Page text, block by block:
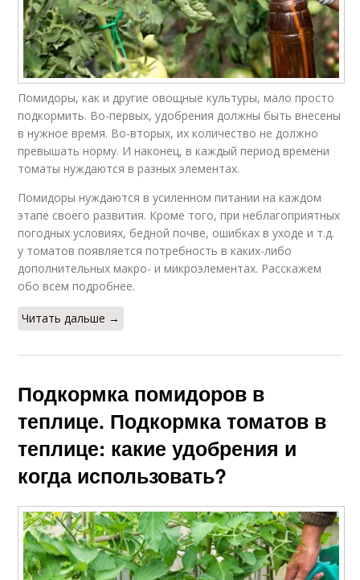
Помидоры, как и другие овощные культуры, мало просто
подкормить. Во-первых, удобрения должны быть внесены
в нужное время. Во-вторых, их количество не должно
превышать норму. И наконец, в каждый период времени
томаты нуждаются в разных элементах.
Помидоры нуждаются в усиленном питании на каждом
этапе своего развития. Кроме того, при неблагоприятных
погодных условиях, бедной почве, ошибках в уходе и т.д.
у томатов появляется потребность в каких-либо
дополнительных макро- и микроэлементах. Расскажем
обо всем подробнее.
Читать дальше →
Подкормка помидоров в
теплице. Подкормка томатов в
теплице: какие удобрения и
когда использовать?